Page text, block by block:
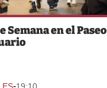
Semana en el Paseo
-